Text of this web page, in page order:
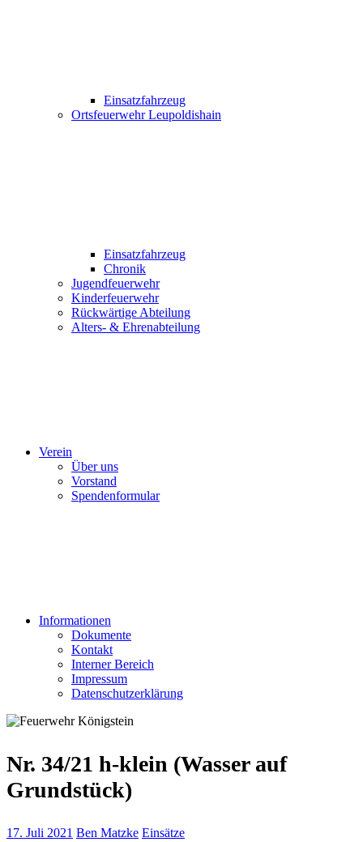
Einsatzfahrzeug
Ortsfeuerwehr Leupoldishain
Einsatzfahrzeug
Chronik
Jugendfeuerwehr
Kinderfeuerwehr
Rückwärtige Abteilung
Alters- & Ehrenabteilung
Verein
Über uns
Vorstand
Spendenformular
Informationen
Dokumente
Kontakt
Interner Bereich
Impressum
Datenschutzerklärung
Nr. 34/21 h-klein (Wasser auf
Grundstück)
17. Juli 2021 Ben Matzke Einsätze